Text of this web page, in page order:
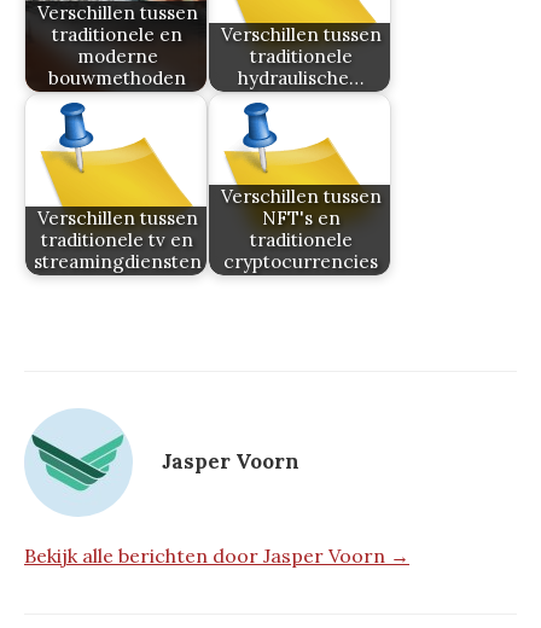
Verschillen tussen
traditionele en
moderne
bouwmethoden
Verschillen tussen
traditionele
hydraulische…
Verschillen tussen
traditionele tv en
streamingdiensten
Verschillen tussen
NFT's en
traditionele
cryptocurrencies
Jasper Voorn
Bekijk alle berichten door Jasper Voorn →